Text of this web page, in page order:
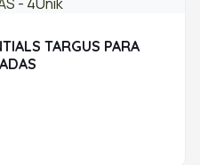
TARGUS PARA